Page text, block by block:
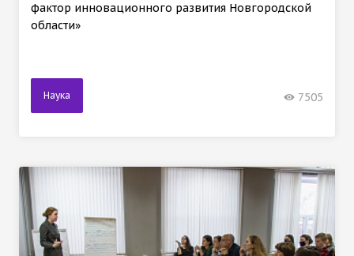
фактор инновационного развития Новгородской
области»
Наука 7505